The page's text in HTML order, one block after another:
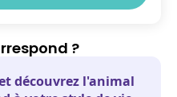
?
découvrez l'animal